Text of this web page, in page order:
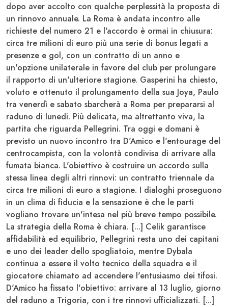
dopo aver accolto con qualche perplessità la proposta di
un rinnovo annuale. La Roma è andata incontro alle
richieste del numero 21 e l'accordo è ormai in chiusura:
circa tre milioni di euro più una serie di bonus legati a
presenze e gol, con un contratto di un anno e
un'opzione unilaterale in favore del club per prolungare
il rapporto di un'ulteriore stagione. Gasperini ha chiesto,
voluto e ottenuto il prolungamento della sua Joya, Paulo
tra venerdì e sabato sbarcherà a Roma per prepararsi al
raduno di lunedi. Più delicata, ma altrettanto viva, la
partita che riguarda Pellegrini. Tra oggi e domani è
previsto un nuovo incontro tra D'Amico e l'entourage del
centrocampista, con la volontà condivisa di arrivare alla
fumata bianca. L'obiettivo è costruire un accordo sulla
stessa linea degli altri rinnovi: un contratto triennale da
circa tre milioni di euro a stagione. I dialoghi proseguono
in un clima di fiducia e la sensazione è che le parti
vogliano trovare un'intesa nel più breve tempo possibile.
La strategia della Roma è chiara. [...] Celik garantisce
affidabilità ed equilibrio, Pellegrini resta uno dei capitani
e uno dei leader dello spogliatoio, mentre Dybala
continua a essere il volto tecnico della squadra e il
giocatore chiamato ad accendere l'entusiasmo dei tifosi.
D'Amico ha fissato l'obiettivo: arrivare al 13 luglio, giorno
del raduno a Trigoria, con i tre rinnovi ufficializzati. [...]